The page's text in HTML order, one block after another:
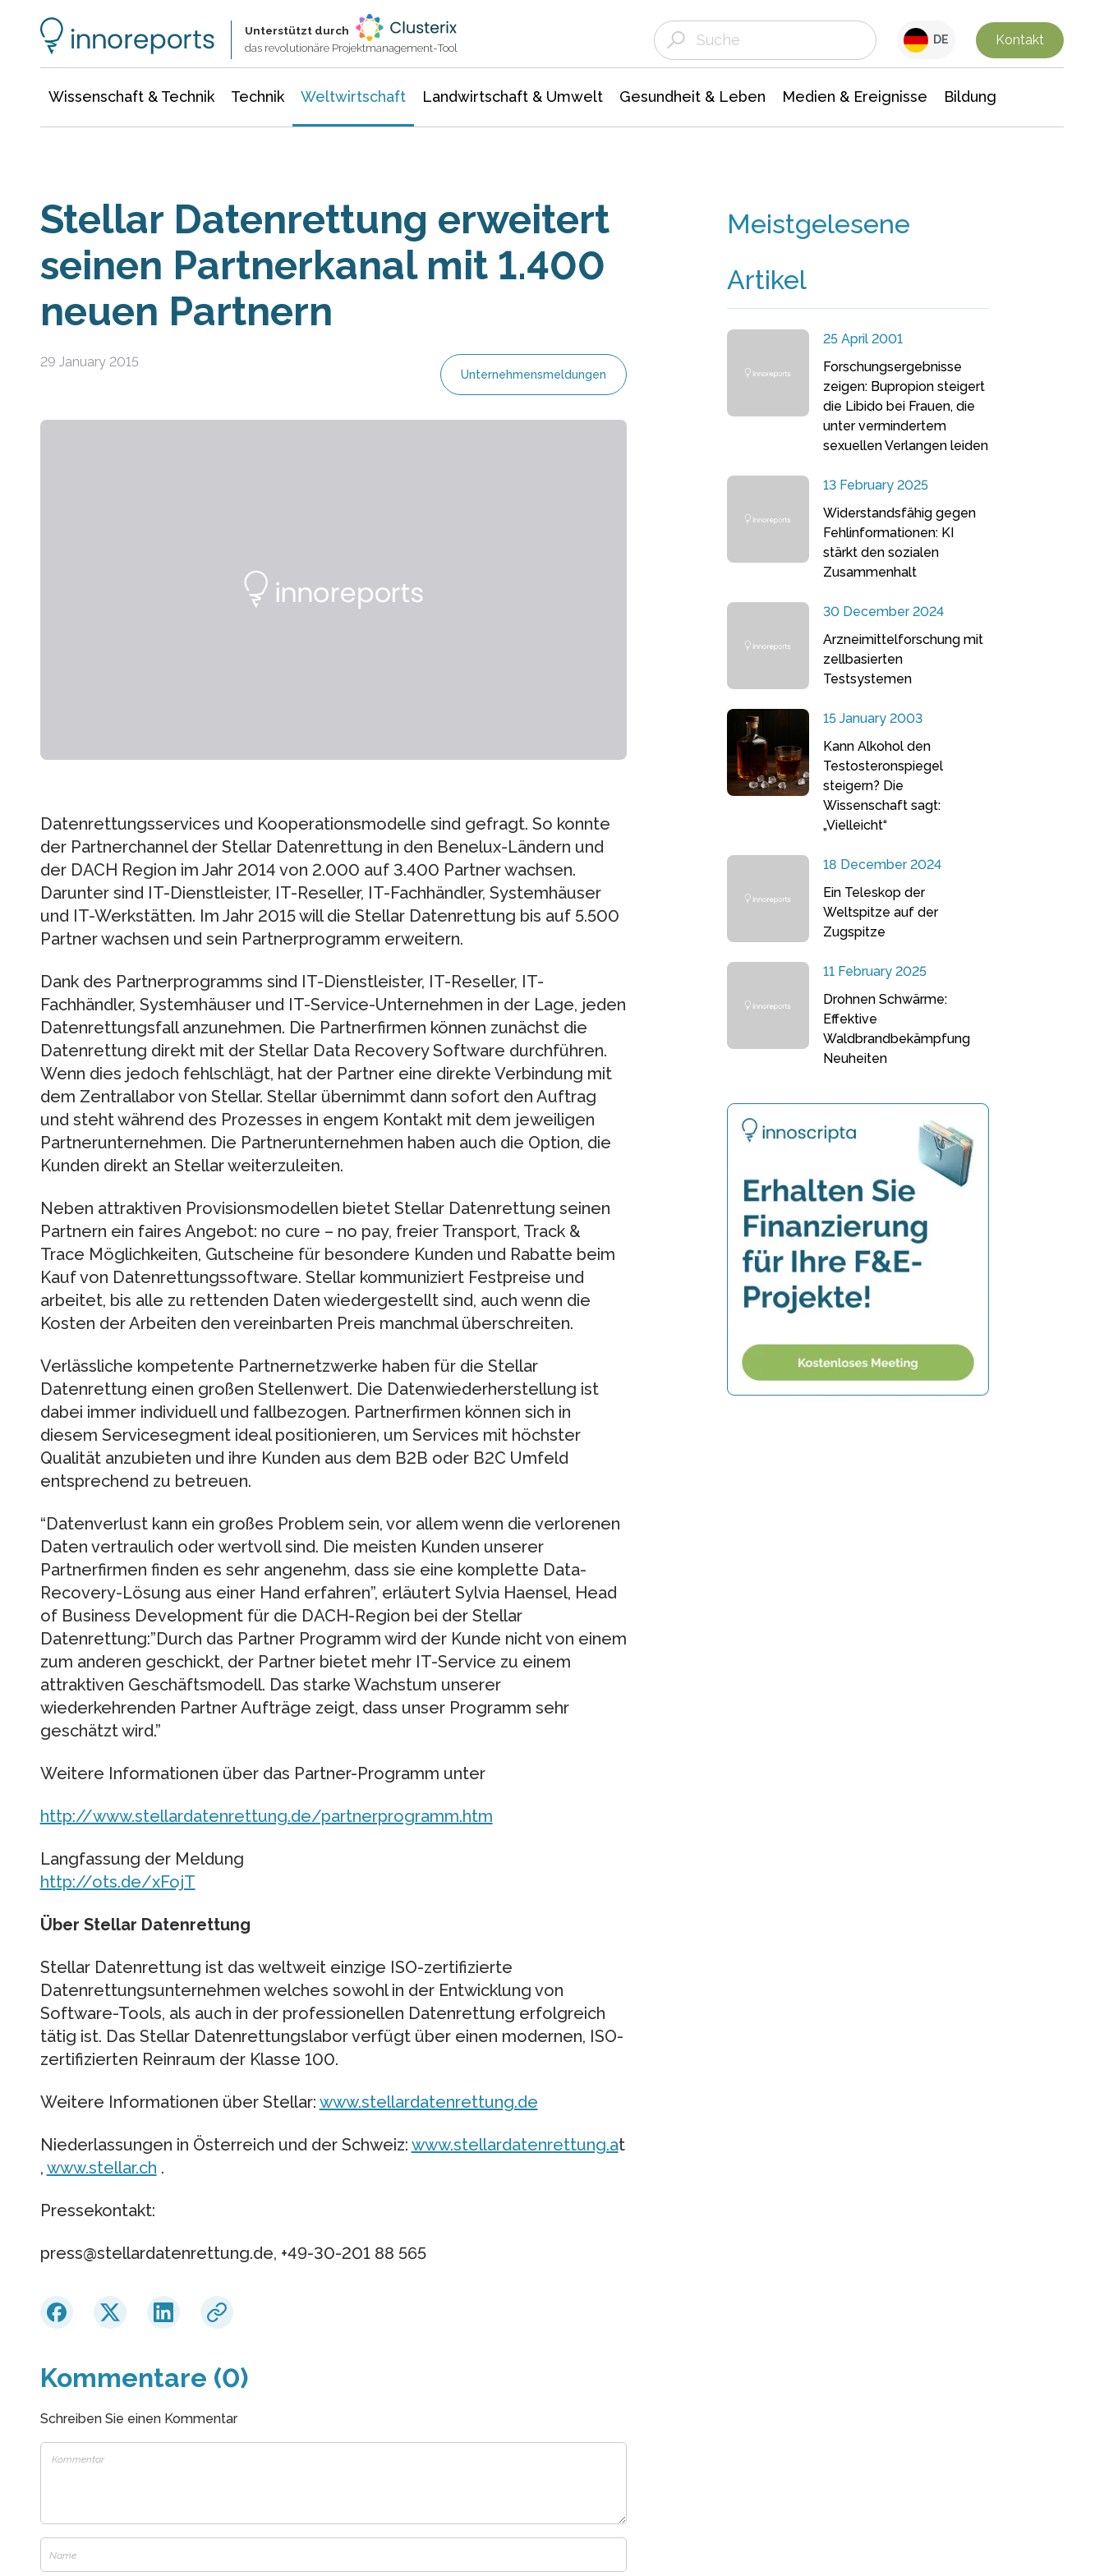
Unterstützt durch
das revolutionäre Projektmanagement-Tool
DE Kontakt
Wissenschaft & Technik Technik Weltwirtschaft Landwirtschaft & Umwelt Gesundheit & Leben Medien & Ereignisse Bildung
Stellar Datenrettung erweitert
seinen Partnerkanal mit 1.400
neuen Partnern
29 January 2015
Unternehmensmeldungen
Datenrettungsservices und Kooperationsmodelle sind gefragt. So konnte
der Partnerchannel der Stellar Datenrettung in den Benelux-Ländern und
der DACH Region im Jahr 2014 von 2.000 auf 3.400 Partner wachsen.
Darunter sind IT-Dienstleister, IT-Reseller, IT-Fachhändler, Systemhäuser
und IT-Werkstätten. Im Jahr 2015 will die Stellar Datenrettung bis auf 5.500
Partner wachsen und sein Partnerprogramm erweitern.
Dank des Partnerprogramms sind IT-Dienstleister, IT-Reseller, IT-
Fachhändler, Systemhäuser und IT-Service-Unternehmen in der Lage, jeden
Datenrettungsfall anzunehmen. Die Partnerfirmen können zunächst die
Datenrettung direkt mit der Stellar Data Recovery Software durchführen.
Wenn dies jedoch fehlschlägt, hat der Partner eine direkte Verbindung mit
dem Zentrallabor von Stellar. Stellar übernimmt dann sofort den Auftrag
und steht während des Prozesses in engem Kontakt mit dem jeweiligen
Partnerunternehmen. Die Partnerunternehmen haben auch die Option, die
Kunden direkt an Stellar weiterzuleiten.
Neben attraktiven Provisionsmodellen bietet Stellar Datenrettung seinen
Partnern ein faires Angebot: no cure – no pay, freier Transport, Track &
Trace Möglichkeiten, Gutscheine für besondere Kunden und Rabatte beim
Kauf von Datenrettungssoftware. Stellar kommuniziert Festpreise und
arbeitet, bis alle zu rettenden Daten wiedergestellt sind, auch wenn die
Kosten der Arbeiten den vereinbarten Preis manchmal überschreiten.
Verlässliche kompetente Partnernetzwerke haben für die Stellar
Datenrettung einen großen Stellenwert. Die Datenwiederherstellung ist
dabei immer individuell und fallbezogen. Partnerfirmen können sich in
diesem Servicesegment ideal positionieren, um Services mit höchster
Qualität anzubieten und ihre Kunden aus dem B2B oder B2C Umfeld
entsprechend zu betreuen.
“Datenverlust kann ein großes Problem sein, vor allem wenn die verlorenen
Daten vertraulich oder wertvoll sind. Die meisten Kunden unserer
Partnerfirmen finden es sehr angenehm, dass sie eine komplette Data-
Recovery-Lösung aus einer Hand erfahren”, erläutert Sylvia Haensel, Head
of Business Development für die DACH-Region bei der Stellar
Datenrettung:”Durch das Partner Programm wird der Kunde nicht von einem
zum anderen geschickt, der Partner bietet mehr IT-Service zu einem
attraktiven Geschäftsmodell. Das starke Wachstum unserer
wiederkehrenden Partner Aufträge zeigt, dass unser Programm sehr
geschätzt wird.”
Weitere Informationen über das Partner-Programm unter
http://www.stellardatenrettung.de/partnerprogramm.htm
Langfassung der Meldung
http://ots.de/xFojT
Über Stellar Datenrettung
Stellar Datenrettung ist das weltweit einzige ISO-zertifizierte
Datenrettungsunternehmen welches sowohl in der Entwicklung von
Software-Tools, als auch in der professionellen Datenrettung erfolgreich
tätig ist. Das Stellar Datenrettungslabor verfügt über einen modernen, ISO-
zertifizierten Reinraum der Klasse 100.
Weitere Informationen über Stellar: www.stellardatenrettung.de
Niederlassungen in Österreich und der Schweiz: www.stellardatenrettung.at
, www.stellar.ch .
Pressekontakt:
press@stellardatenrettung.de, +49-30-201 88 565
Kommentare (0)
Schreiben Sie einen Kommentar
Meistgelesene
Artikel
25 April 2001
Forschungsergebnisse
zeigen: Bupropion steigert
die Libido bei Frauen, die
unter vermindertem
sexuellen Verlangen leiden
13 February 2025
Widerstandsfähig gegen
Fehlinformationen: KI
stärkt den sozialen
Zusammenhalt
30 December 2024
Arzneimittelforschung mit
zellbasierten
Testsystemen
15 January 2003
Kann Alkohol den
Testosteronspiegel
steigern? Die
Wissenschaft sagt:
„Vielleicht“
18 December 2024
Ein Teleskop der
Weltspitze auf der
Zugspitze
11 February 2025
Drohnen Schwärme:
Effektive
Waldbrandbekämpfung
Neuheiten